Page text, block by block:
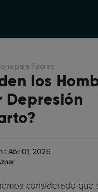
para Padres
los
Depresión
: Abr 01, 2025
considerado que